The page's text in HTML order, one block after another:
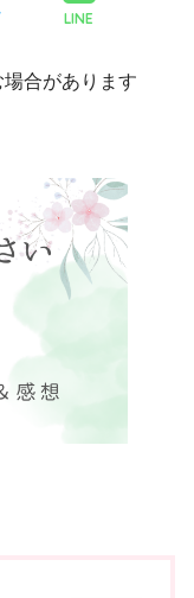
LINE
合があります